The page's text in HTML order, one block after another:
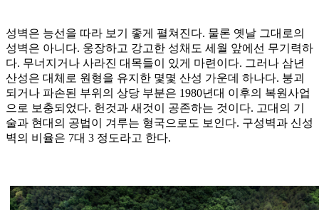
성벽은 능선을 따라 보기 좋게 펼쳐진다. 물론 옛날 그대로의
성벽은 아니다. 웅장하고 강고한 성채도 세월 앞에선 무기력하
다. 무너지거나 사라진 대목들이 있게 마련이다. 그러나 삼년
산성은 대체로 원형을 유지한 몇몇 산성 가운데 하나다. 붕괴
되거나 파손된 부위의 상당 부분은 1980년대 이후의 복원사업
으로 보충되었다. 헌것과 새것이 공존하는 것이다. 고대의 기
술과 현대의 공법이 겨루는 형국으로도 보인다. 구성벽과 신성
벽의 비율은 7대 3 정도라고 한다.